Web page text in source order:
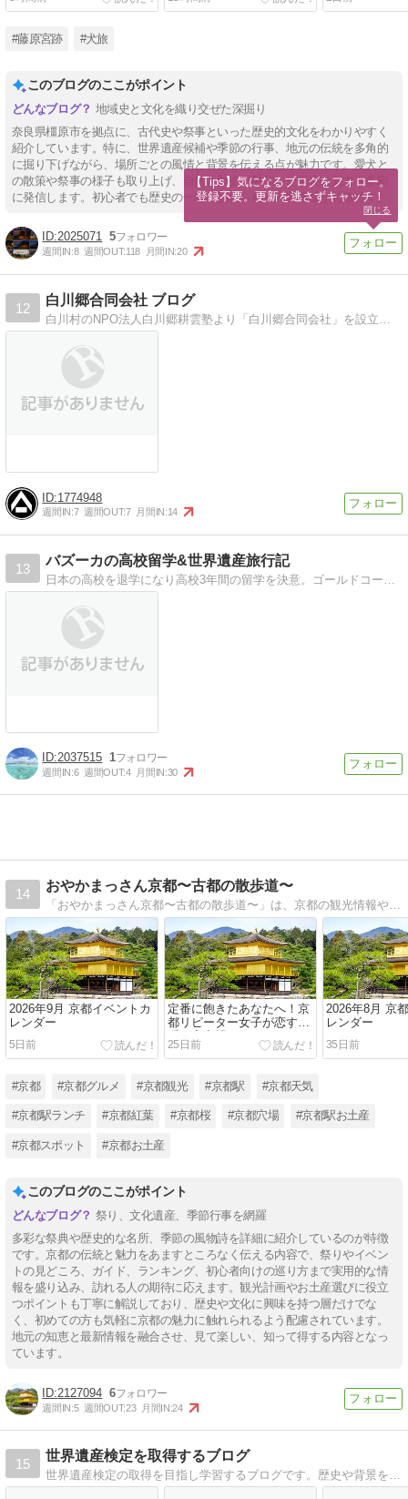
燈祭（ライトアップ） 大文字送り火
#藤原宮跡 #犬旅
このブログのここがポイント
地域史と文化を織り交ぜた深掘り
奈良県橿原市を拠点に、古代史や祭事といった歴史的文化をわかりやすく
紹介しています。特に、世界遺産候補や季節の行事、地元の伝統を多角的
に掘り下げながら、場所ごとの風情と背景を伝える点が魅力です。愛犬と
の散策や祭事の様子も取り上げ、自然と歴史が融和した奈良の魅力を多彩
に発信します。初心者でも歴史の一端に触れられる内容構成が特徴です。
2025071 5
週間IN:8 週間OUT:118 月間IN:20
12
白川郷合同会社 ブログ
1774948
週間IN:7 週間OUT:7 月間IN:14
13
バズーカの高校留学&世界遺産旅行記
2037515 1
週間IN:6 週間OUT:4 月間IN:30
14
おやかまっさん京都〜古都の散歩道〜
「おやかまっさん京都〜古都の散歩道〜」は、京都の観光情報やグルメ、お土産、イベント情報を提供するウェブサイトです。このサイトを通じて、京都の魅力を再発見し、旅のプランニングにご活用ください。
2026年9月 京都イベントカ
レンダー
5日前
定番に飽きたあなたへ！京
都リピーター女子が恋する
隠れ家穴場スポット
25日前
2026年8月 京
レンダー
35日前
#京都 #京都グルメ #京都観光 #京都駅 #京都天気
#京都駅ランチ #京都紅葉 #京都桜 #京都穴場 #京都駅お土産
#京都スポット #京都お土産
このブログのここがポイント
祭り、文化遺産、季節行事を網羅
多彩な祭典や歴史的な名所、季節の風物詩を詳細に紹介しているのが特徴
です。京都の伝統と魅力をあますところなく伝える内容で、祭りやイベン
トの見どころ、ガイド、ランキング、初心者向けの巡り方まで実用的な情
報を盛り込み、訪れる人の期待に応えます。観光計画やお土産選びに役立
つポイントも丁寧に解説しており、歴史や文化に興味を持つ層だけでな
く、初めての方も気軽に京都の魅力に触れられるよう配慮されています。
地元の知恵と最新情報を融合させ、見て楽しい、知って得する内容となっ
ています。
2127094 6
週間IN:5 週間OUT:23 月間IN:24
15
世界遺産検定を取得するブログ
【Tips】気になるブログをフォロー。
登録不要。更新を逃さずキャッチ！
閉じる